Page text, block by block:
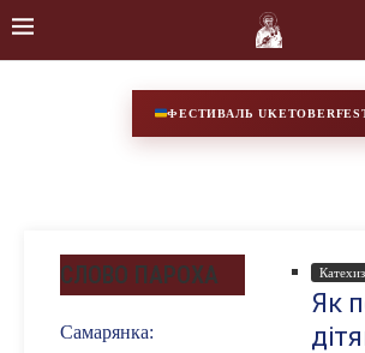
ФЕСТИВАЛЬ
СЛОВО ПАРОХА
Самарянка:
Як